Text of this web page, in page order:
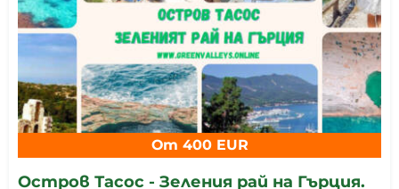
От 400 EUR
Остров Тасос - Зеления рай на Гърция.